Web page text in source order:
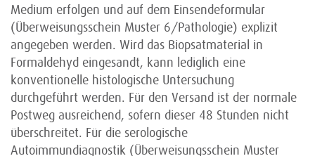
Medium erfolgen und auf dem Einsendeformular
(Überweisungsschein Muster 6/Pathologie) explizit
angegeben werden. Wird das Biopsatmaterial in
Formaldehyd eingesandt, kann lediglich eine
konventionelle histologische Untersuchung
durchgeführt werden. Für den Versand ist der normale
Postweg ausreichend, sofern dieser 48 Stunden nicht
überschreitet. Für die serologische
Autoimmundiagnostik (Überweisungsschein Muster